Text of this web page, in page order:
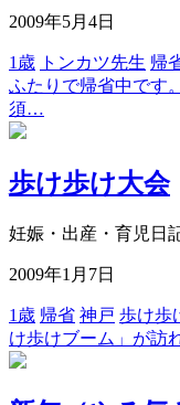
2009年5月4日
1歳 トンカツ先生 帰
ふたりで帰省中です
須…
歩け歩け大会
妊娠・出産・育児日
2009年1月7日
1歳 帰省 神戸 歩け歩
け歩けブーム」が訪